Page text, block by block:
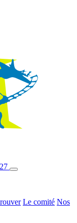
Le comité Nos